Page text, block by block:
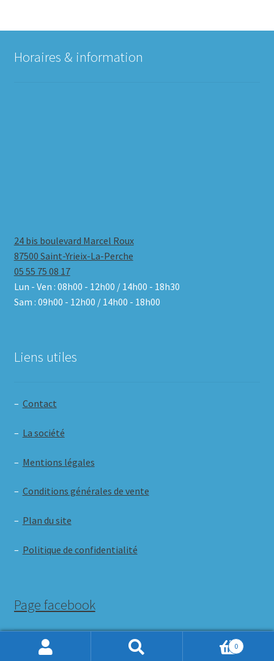
Horaires & information
24 bis boulevard Marcel Roux
87500 Saint-Yrieix-La-Perche
05 55 75 08 17
Lun - Ven : 08h00 - 12h00 / 14h00 - 18h30
Sam : 09h00 - 12h00 / 14h00 - 18h00
Liens utiles
– Contact
– La société
– Mentions légales
– Conditions générales de vente
– Plan du site
– Politique de confidentialité
Page facebook
Recherche 0